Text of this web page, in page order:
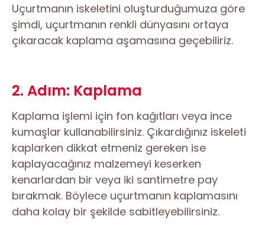
Uçurtmanın iskeletini oluşturduğumuza göre
şimdi, uçurtmanın renkli dünyasını ortaya
çıkaracak kaplama aşamasına geçebiliriz.
2. Adım: Kaplama
Kaplama işlemi için fon kağıtları veya ince
kumaşlar kullanabilirsiniz. Çıkardığınız iskeleti
kaplarken dikkat etmeniz gereken ise
kaplayacağınız malzemeyi keserken
kenarlardan bir veya iki santimetre pay
bırakmak. Böylece uçurtmanın kaplamasını
daha kolay bir şekilde sabitleyebilirsiniz.